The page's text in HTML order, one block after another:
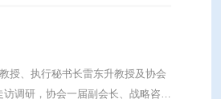
授、执行秘书长雷东升教授及协会
调研，协会一届副会长、战略咨询